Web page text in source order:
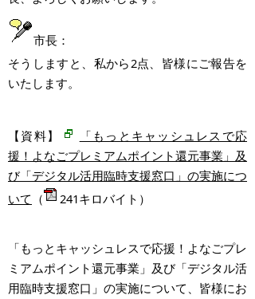
市長：
そうしますと、私から2点、皆様にご報告を
いたします。
【資料】
「もっとキャッシュレスで応
援！よなごプレミアムポイント還元事業」及
び「デジタル活用臨時支援窓口」の実施につ
いて （ 241キロバイト）
「もっとキャッシュレスで応援！よなごプレ
ミアムポイント還元事業」及び「デジタル活
用臨時支援窓口」の実施について、皆様にお